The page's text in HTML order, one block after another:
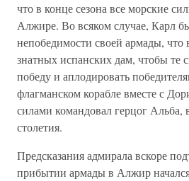
что в конце сезона все морские
Алжире. Во всяком случае, Карл
непобедимости своей армады, что
знатных испанских дам, чтобы те
победу и аплодировать
флагманском корабле вместе с
силами командовал герцог
столетия.
Предсказания адмирала вскоре
прибытии армады в Алжир